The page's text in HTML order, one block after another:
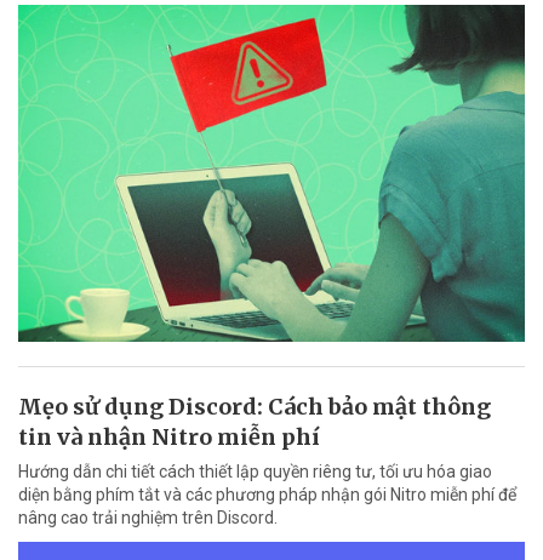
Mẹo sử dụng Discord: Cách bảo mật thông
tin và nhận Nitro miễn phí
Hướng dẫn chi tiết cách thiết lập quyền riêng tư, tối ưu hóa giao
diện bằng phím tắt và các phương pháp nhận gói Nitro miễn phí để
nâng cao trải nghiệm trên Discord.